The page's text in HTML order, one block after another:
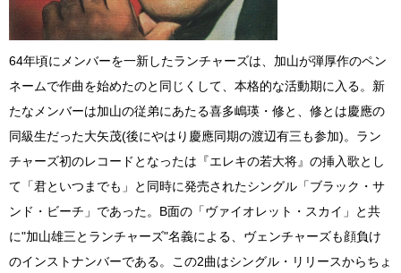
64年頃にメンバーを一新したランチャーズは、加山が弾厚作のペン
ネームで作曲を始めたのと同じくして、本格的な活動期に入る。新
たなメンバーは加山の従弟にあたる喜多嶋瑛・修と、修とは慶應の
同級生だった大矢茂(後にやはり慶應同期の渡辺有三も参加)。ラン
チャーズ初のレコードとなったは『エレキの若大将』の挿入歌とし
て「君といつまでも」と同時に発売されたシングル「ブラック・サ
ンド・ビーチ」であった。B面の「ヴァイオレット・スカイ」と共
に"加山雄三とランチャーズ"名義による、ヴェンチャーズも顔負け
のインストナンバーである。この2曲はシングル・リリースからちょ